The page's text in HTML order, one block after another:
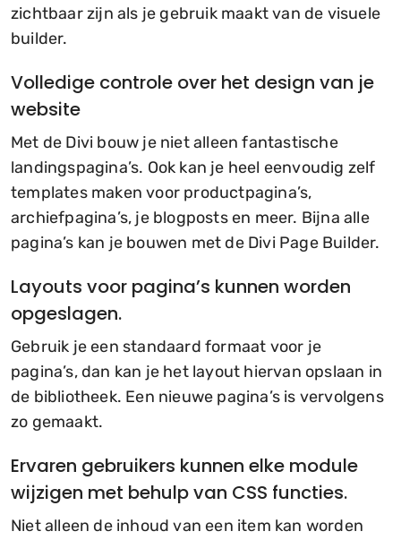
zichtbaar zijn als je gebruik maakt van de visuele
builder.
Volledige controle over het design van je
website
Met de Divi bouw je niet alleen fantastische
landingspagina’s. Ook kan je heel eenvoudig zelf
templates maken voor productpagina’s,
archiefpagina’s, je blogposts en meer. Bijna alle
pagina’s kan je bouwen met de Divi Page Builder.
Layouts voor pagina’s kunnen worden
opgeslagen.
Gebruik je een standaard formaat voor je
pagina’s, dan kan je het layout hiervan opslaan in
de bibliotheek. Een nieuwe pagina’s is vervolgens
zo gemaakt.
Ervaren gebruikers kunnen elke module
wijzigen met behulp van CSS functies.
Niet alleen de inhoud van een item kan worden